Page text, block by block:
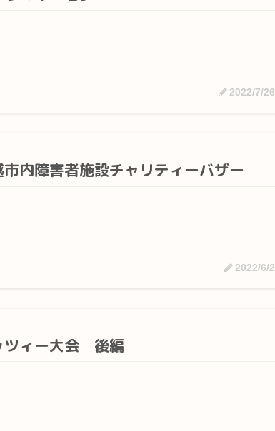
2022/7/26
内障害者施設チャリティーバザー
2022/6/2
ツィー大会 後編